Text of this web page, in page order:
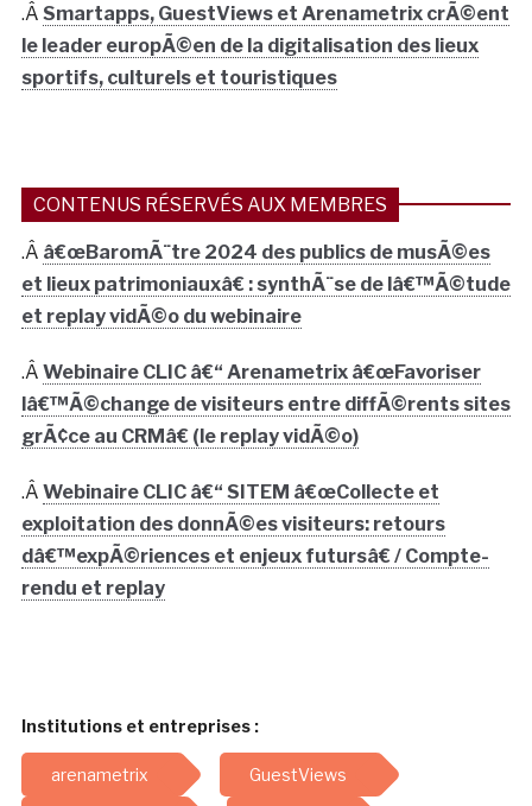
.Â Smartapps, GuestViews et Arenametrix crÃ©ent
le leader europÃ©en de la digitalisation des lieux
sportifs, culturels et touristiques
CONTENUS RÉSERVÉS AUX MEMBRES
.Â â€œBaromÃ¨tre 2024 des publics de musÃ©es
et lieux patrimoniauxâ€ : synthÃ¨se de lâ€™Ã©tude
et replay vidÃ©o du webinaire
.Â Webinaire CLIC â€“ Arenametrix â€œFavoriser
lâ€™Ã©change de visiteurs entre diffÃ©rents sites
grÃ¢ce au CRMâ€ (le replay vidÃ©o)
.Â Webinaire CLIC â€“ SITEM â€œCollecte et
exploitation des donnÃ©es visiteurs: retours
dâ€™expÃ©riences et enjeux futursâ€ / Compte-
rendu et replay
Institutions et entreprises :
arenametrix GuestViews